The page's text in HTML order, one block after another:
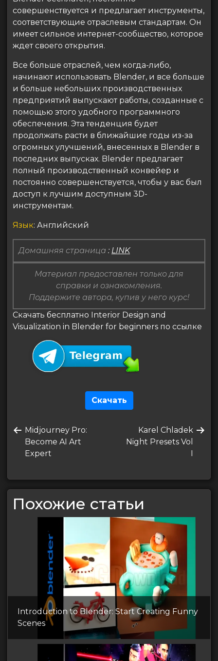
совершенствуется и предлагает инструменты,
соответствующие отраслевым стандартам. Он
имеет сильное интернет-сообщество, которое
ждет своего открытия.
Все больше отраслей, чем когда-либо,
начинают использовать Blender, и все больше
и больше небольших производственных
предприятий выпускают работы, созданные с
помощью этого удобного программного
обеспечения. Эта тенденция будет
продолжать расти в ближайшие годы из-за
огромных улучшений, внесенных в Blender в
последних выпусках. Blender предлагает
полный производственный конвейер и
постоянно совершенствуется, чтобы у вас был
доступ к лучшим доступным 3D-
инструментам.
Язык: Английский
Домашняя страница : LINK
Материал предоставлен только для
справки и ознакомления.
Поддержите автора, купив у него курс!
Скачать бесплатно Interior Design and
Visualization in Blender for beginners по ссылке
Скачать
по
записям
Предыдущая
запись
Midjourney Pro:
Become AI Art
Expert
Следующая
запись
Karel Chladek
Night Presets Vol
I
Похожие статьи
Introduction to Blender: Start Creating Funny
Scenes